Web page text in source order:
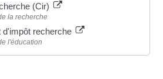
(Cir)
la recherche
d'impôt recherche
l'éducation